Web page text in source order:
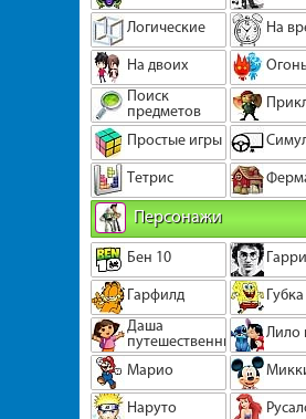
Логические
На
На двоих
Поиск
предметов
Простые игры
Тетрис
Персонажи
Бен 10
Гарфилд
Даша
путешественница
Лило
Марио
Наруто